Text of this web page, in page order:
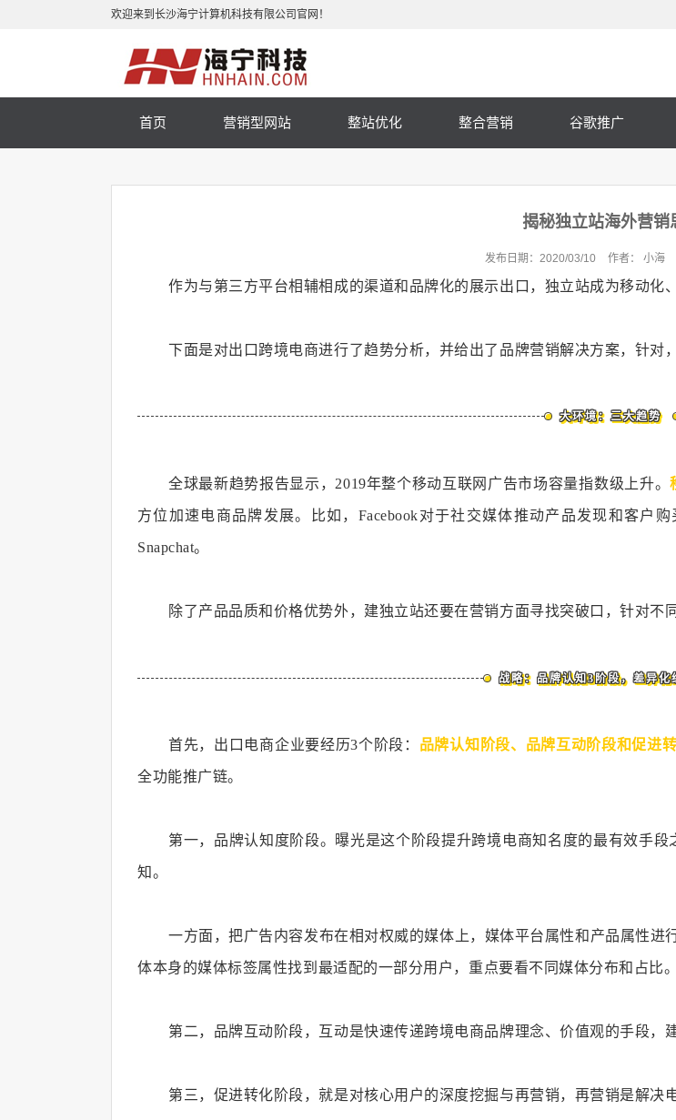
欢迎来到长沙海宁计算机科技有限公司官网！
首页 营销型网站 整站优化 整合营销 谷歌推广
揭秘独立站海外营销
发布日期： 2020/03/10 作者： 小海
作为与第三方平台相辅相成的渠道和品牌化的展示出口，独立站成为移动化
下面是对出口跨境电商进行了趋势分析，并给出了品牌营销解决方案，针对
大环境：三大趋势
全球最新趋势报告显示，2019年整个移动互联网广告市场容量指数级上升。
方位加速电商品牌发展。比如，Facebook对于社交媒体推动产品发现和客户购
Snapchat。
除了产品品质和价格优势外，建独立站还要在营销方面寻找突破口，针对不
战略：品牌认知3阶段，差异化
首先，出口电商企业要经历3个阶段： 品牌认知阶段、品牌互动阶段和促进
全功能推广链。
第一，品牌认知度阶段。曝光是这个阶段提升跨境电商知名度的最有效手
知。
一方面，把广告内容发布在相对权威的媒体上，媒体平台属性和产品属性
体本身的媒体标签属性找到最适配的一部分用户，重点要看不同媒体分布和占比。
第二，品牌互动阶段，互动是快速传递跨境电商品牌理念、价值观的手段，
第三，促进转化阶段，就是对核心用户的深度挖掘与再营销，再营销是解决